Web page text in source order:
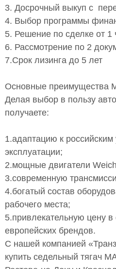
3. Досрочный выкуп с
4. Выбор программы
5. Решение по сделке от 1
6. Рассмотрение по 2
7.Срок лизинга до 5 лет
Основные
Делая выбор в пользу
получаете:
1.адаптацию к
эксплуатации;
2.мощные двигатели
3.современную
4.богатый состав
рабочего места;
5.привлекательную цену в
европейских брендов.
С нашей компанией
купить седельный тягач